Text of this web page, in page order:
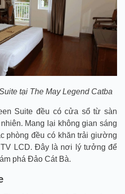
tại The May Legend Catba
Suite đều có cửa sổ từ sàn
Mang lại không gian sáng
phòng đều có khăn trải giường
LCD. Đây là nơi lý tưởng để
phá Đảo Cát Bà.